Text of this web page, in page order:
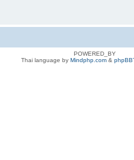
POWERED_BY
Thai language by Mindphp.com&